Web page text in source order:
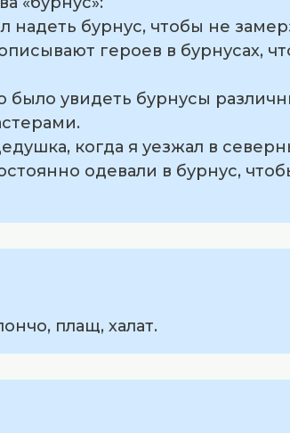
надеть бурнус, чтобы не
героев в бурнусах,
увидеть бурнусы
когда я уезжал в
одевали в бурнус,
плащ, халат.